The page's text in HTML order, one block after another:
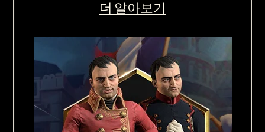
더 알아보기